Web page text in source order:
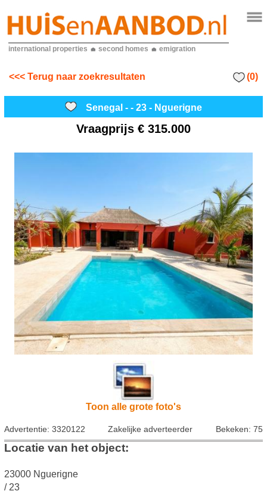
international properties second homes emigration
<<< Terug naar zoekresultaten (0)
Senegal - - 23 - Nguerigne
Vraagprijs € 315.000
Toon alle grote foto's
Advertentie: 3320122 Zakelijke adverteerder Bekeken: 75
Locatie van het object:
23000 Nguerigne
/ 23